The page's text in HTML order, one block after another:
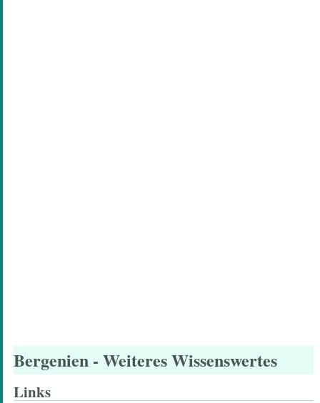
Bergenien - Weiteres Wissenswertes
Links